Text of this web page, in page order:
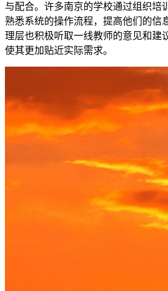
与配合。许多南京的学校通过组织培
熟悉系统的操作流程，提高他们的信
理层也积极听取一线教师的意见和建
使其更加贴近实际需求。